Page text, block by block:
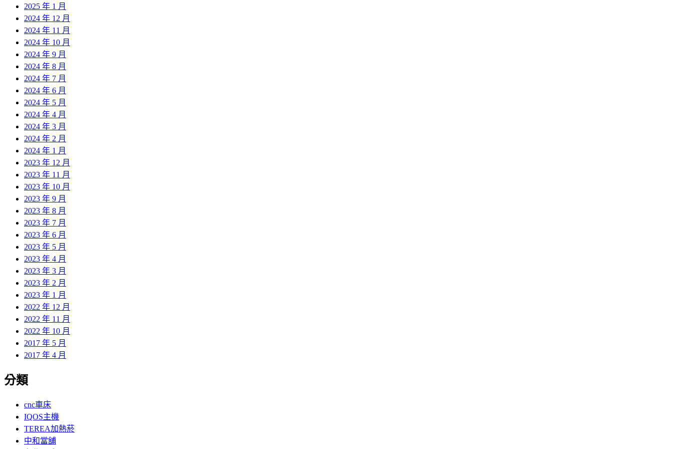
2025 年 1 月
2024 年 12 月
2024 年 11 月
2024 年 10 月
2024 年 9 月
2024 年 8 月
2024 年 7 月
2024 年 6 月
2024 年 5 月
2024 年 4 月
2024 年 3 月
2024 年 2 月
2024 年 1 月
2023 年 12 月
2023 年 11 月
2023 年 10 月
2023 年 9 月
2023 年 8 月
2023 年 7 月
2023 年 6 月
2023 年 5 月
2023 年 4 月
2023 年 3 月
2023 年 2 月
2023 年 1 月
2022 年 12 月
2022 年 11 月
2022 年 10 月
2017 年 5 月
2017 年 4 月
分類
cnc車床
IQOS主機
TEREA加熱菸
中和當舖